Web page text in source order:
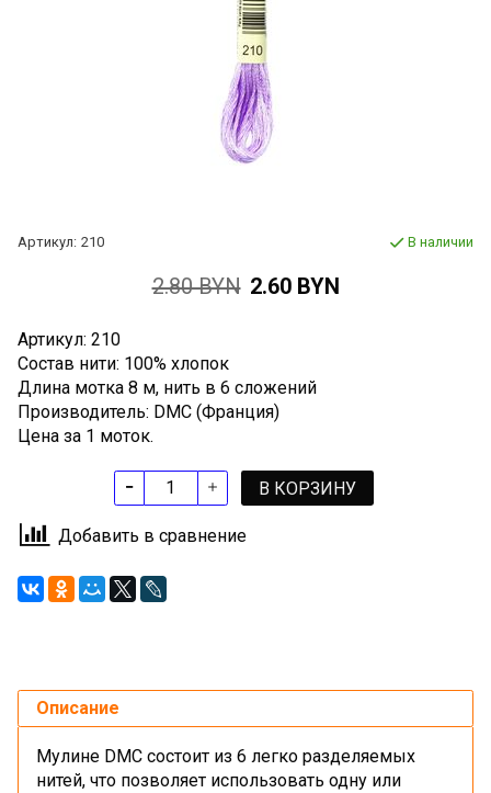
Артикул: 210 В наличии
2.80 BYN 2.60 BYN
Артикул: 210
Состав нити: 100% хлопок
Длина мотка 8 м, нить в 6 сложений
Производитель: DMC (Франция)
Цена за 1 моток.
В КОРЗИНУ
Добавить в сравнение
Описание
Мулине DMC состоит из 6 легко разделяемых
нитей, что позволяет использовать одну или